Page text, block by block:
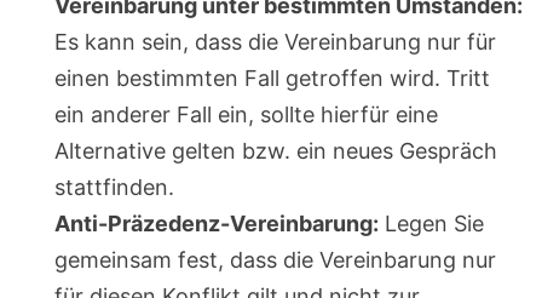
Vereinbarung unter bestimmten Umständen:
Es kann sein, dass die Vereinbarung nur für
einen bestimmten Fall getroffen wird. Tritt
ein anderer Fall ein, sollte hierfür eine
Alternative gelten bzw. ein neues Gespräch
stattfinden.
Anti-Präzedenz-Vereinbarung: Legen Sie
gemeinsam fest, dass die Vereinbarung nur